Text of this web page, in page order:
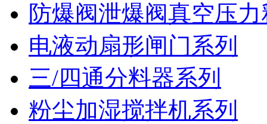
防爆阀泄爆阀真空压
电液动扇形闸门系列
三/四通分料器系列
粉尘加湿搅拌机系列